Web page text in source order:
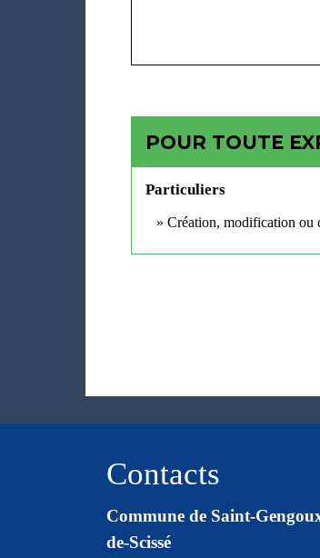
POUR TOUTE
Particuliers
Création, modification ou
Contacts
Commune de Saint-
de-Scissé